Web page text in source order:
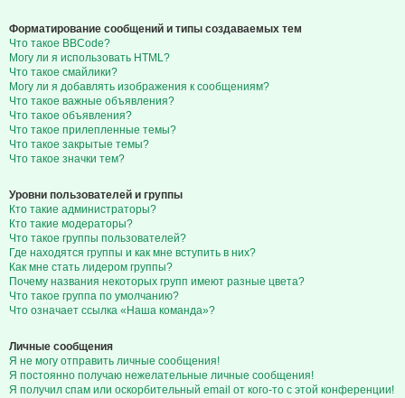
Форматирование сообщений и типы создаваемых тем
Что такое BBCode?
Могу ли я использовать HTML?
Что такое смайлики?
Могу ли я добавлять изображения к сообщениям?
Что такое важные объявления?
Что такое объявления?
Что такое прилепленные темы?
Что такое закрытые темы?
Что такое значки тем?
Уровни пользователей и группы
Кто такие администраторы?
Кто такие модераторы?
Что такое группы пользователей?
Где находятся группы и как мне вступить в них?
Как мне стать лидером группы?
Почему названия некоторых групп имеют разные цвета?
Что такое группа по умолчанию?
Что означает ссылка «Наша команда»?
Личные сообщения
Я не могу отправить личные сообщения!
Я постоянно получаю нежелательные личные сообщения!
Я получил спам или оскорбительный email от кого-то с этой конференции!